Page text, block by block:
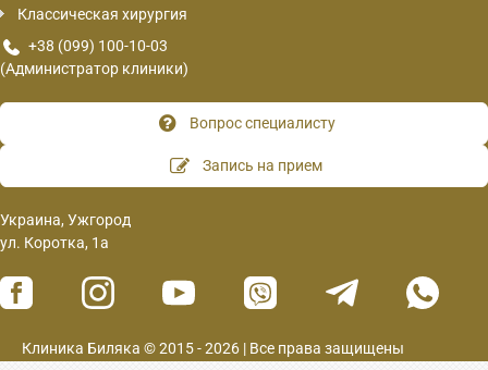
Классическая хирургия
+38 (099) 100-10-03
(Администратор клиники)
Вопрос специалисту
Запись на прием
Украина, Ужгород
ул. Коротка, 1а
Клиника Биляка © 2015 - 2026 | Все права защищены